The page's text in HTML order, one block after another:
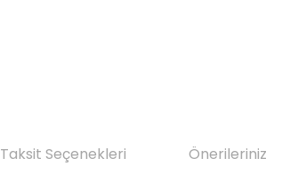
Taksit Seçenekleri Önerileriniz